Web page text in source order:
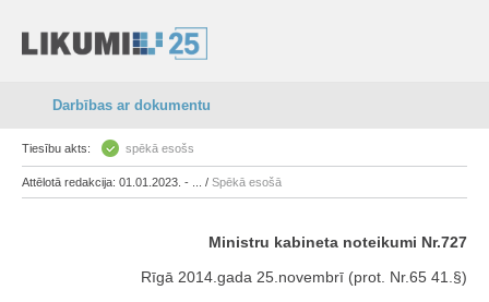
Darbības ar dokumentu
Tiesību akts: spēkā esošs
Attēlotā redakcija: 01.01.2023. - ... / Spēkā esošā
Ministru kabineta noteikumi Nr.727
Rīgā 2014.gada 25.novembrī (prot. Nr.65 41.§)